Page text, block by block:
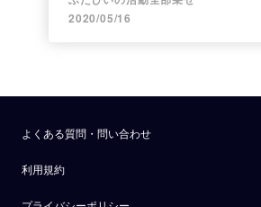
2020/05/16
よくある質問・問い合わせ
利用規約